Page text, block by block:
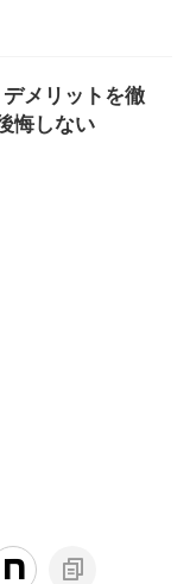
メリットを徹
悔しない